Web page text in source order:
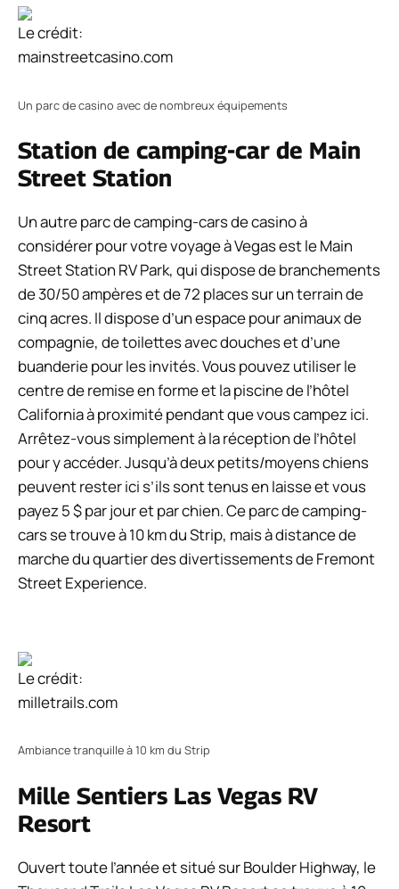
Le crédit:
mainstreetcasino.com
Un parc de casino avec de nombreux équipements
Station de camping-car de Main
Street Station
Un autre parc de camping-cars de casino à
considérer pour votre voyage à Vegas est le Main
Street Station RV Park, qui dispose de branchements
de 30/50 ampères et de 72 places sur un terrain de
cinq acres. Il dispose d’un espace pour animaux de
compagnie, de toilettes avec douches et d’une
buanderie pour les invités. Vous pouvez utiliser le
centre de remise en forme et la piscine de l’hôtel
California à proximité pendant que vous campez ici.
Arrêtez-vous simplement à la réception de l’hôtel
pour y accéder. Jusqu’à deux petits/moyens chiens
peuvent rester ici s’ils sont tenus en laisse et vous
payez 5 $ par jour et par chien. Ce parc de camping-
cars se trouve à 10 km du Strip, mais à distance de
marche du quartier des divertissements de Fremont
Street Experience.
Le crédit:
milletrails.com
Ambiance tranquille à 10 km du Strip
Mille Sentiers Las Vegas RV
Resort
Ouvert toute l’année et situé sur Boulder Highway, le